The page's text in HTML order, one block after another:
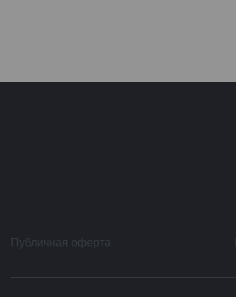
Публичная оферта